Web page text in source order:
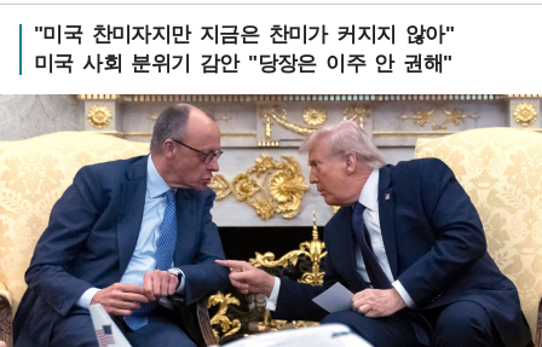
"미국 찬미자지만 지금은 찬미가 커지지 않아"
미국 사회 분위기 감안 "당장은 이주 안 권해"